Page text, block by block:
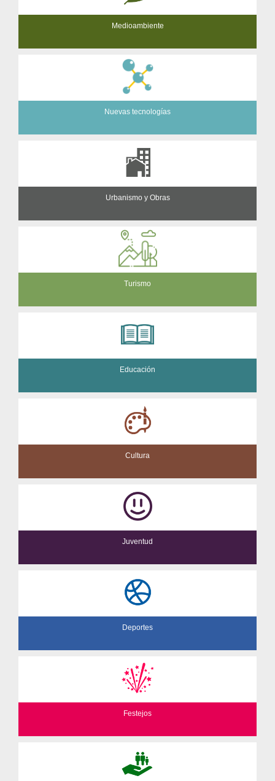
Medioambiente
Nuevas tecnologías
Urbanismo y Obras
Turismo
Educación
Cultura
Juventud
Deportes
Festejos